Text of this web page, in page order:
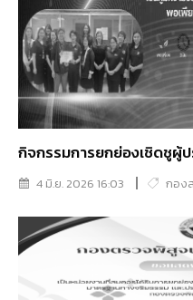
กิจกรรมการยกย่องเชิดชูผู้
4 มิ.ย. 2026 16:03 กอง